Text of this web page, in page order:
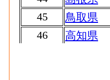
45
鳥取県
46
高知県